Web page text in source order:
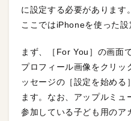
に設定する必要があります
ここではiPhoneを使った設
まず、［For You］の画面
プロフィール画像をクリッ
ッセージの［設定を始める
ます。なお、アップルミュ
参加している子ども用のア